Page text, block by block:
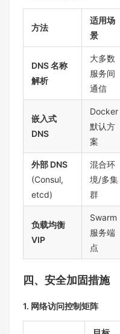
方法
适用场
景
DNS 名称
解析
大多数
服务间
通信
嵌入式
DNS
Docker
默认方
案
外部 DNS
(Consul,
etcd)
混合环
境/多集
群
负载均衡
VIP
Swarm
服务端
点
四、安全加固措施
1. 网络访问控制矩阵